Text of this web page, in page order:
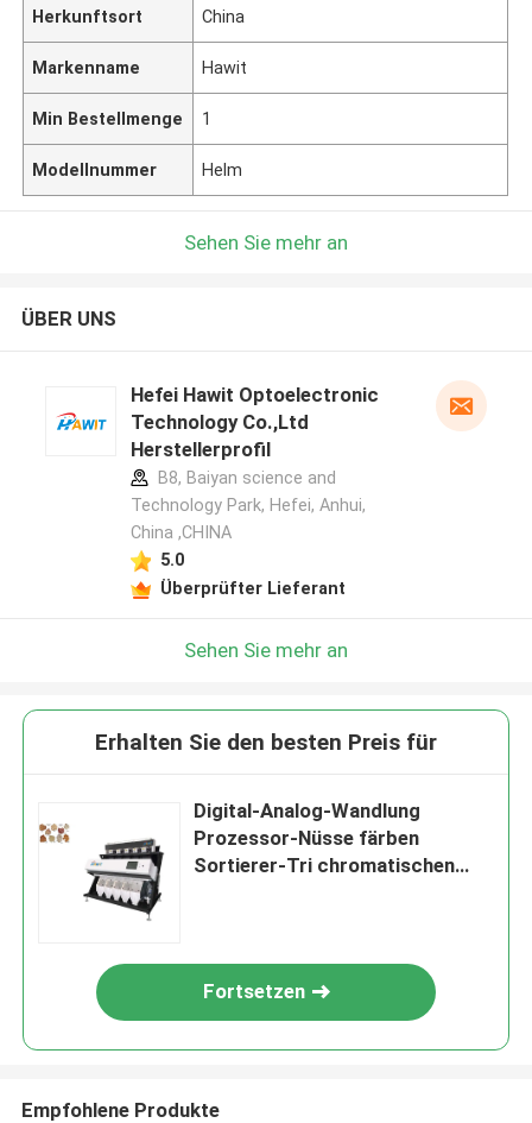
Herkunftsort China
Markenname Hawit
Min Bestellmenge 1
Modellnummer Helm
Sehen Sie mehr an
ÜBER UNS
Hefei Hawit Optoelectronic
Technology Co.,Ltd
Herstellerprofil
B8, Baiyan science and
Technology Park, Hefei, Anhui,
China ,CHINA
5.0
Überprüfter Lieferant
Sehen Sie mehr an
Erhalten Sie den besten Preis für
Digital-Analog-Wandlung
Prozessor-Nüsse färben
Sortierer-Tri chromatischen
Fortsetzen
Empfohlene Produkte